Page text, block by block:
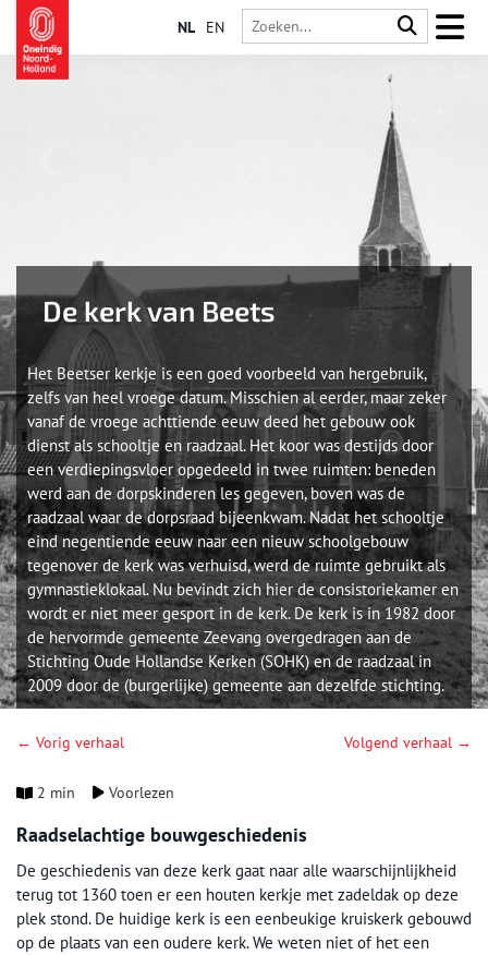
NL EN
De kerk van Beets
Het Beetser kerkje is een goed voorbeeld van hergebruik,
zelfs van heel vroege datum. Misschien al eerder, maar zeker
vanaf de vroege achttiende eeuw deed het gebouw ook
dienst als schooltje en raadzaal. Het koor was destijds door
een verdiepingsvloer opgedeeld in twee ruimten: beneden
werd aan de dorpskinderen les gegeven, boven was de
raadzaal waar de dorpsraad bijeenkwam. Nadat het schooltje
eind negentiende eeuw naar een nieuw schoolgebouw
tegenover de kerk was verhuisd, werd de ruimte gebruikt als
gymnastieklokaal. Nu bevindt zich hier de consistoriekamer en
wordt er niet meer gesport in de kerk. De kerk is in 1982 door
de hervormde gemeente Zeevang overgedragen aan de
Stichting Oude Hollandse Kerken (SOHK) en de raadzaal in
2009 door de (burgerlijke) gemeente aan dezelfde stichting.
← Vorig verhaal Volgend verhaal →
2 min Voorlezen
Raadselachtige bouwgeschiedenis
De geschiedenis van deze kerk gaat naar alle waarschijnlijkheid
terug tot 1360 toen er een houten kerkje met zadeldak op deze
plek stond. De huidige kerk is een eenbeukige kruiskerk gebouwd
op de plaats van een oudere kerk. We weten niet of het een